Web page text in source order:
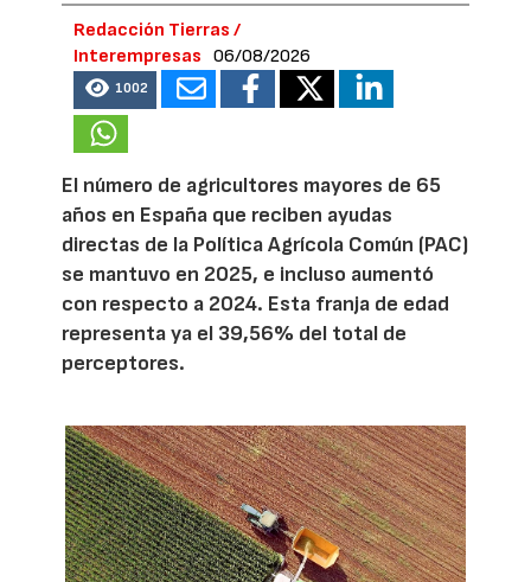
Redacción Tierras /
Interempresas
06/08/2026
1002
El número de agricultores mayores de 65
años en España que reciben ayudas
directas de la Política Agrícola Común (PAC)
se mantuvo en 2025, e incluso aumentó
con respecto a 2024. Esta franja de edad
representa ya el 39,56% del total de
perceptores.